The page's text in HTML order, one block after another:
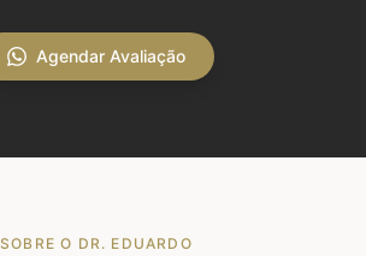
Agendar Avaliação
SOBRE O DR. EDUARDO